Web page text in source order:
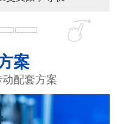
案
配套方案